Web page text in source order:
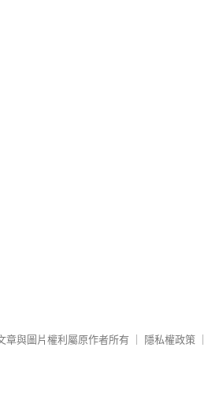
章與圖片權利屬原作者所有 隱私權政策